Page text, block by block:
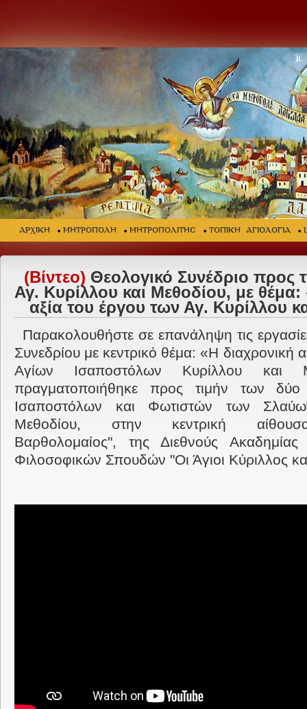
ΑΡΧΙΚΗ ΜΗΤΡΟΠΟΛΗ ΜΗΤΡΟΠΟΛΙΤΗΣ ΤΟΠΙΚΗ ΑΓΙΟΛΟΓΙΑ
(Βίντεο) Θεολογικό Συνέδριο προς
Αγ. Κυρίλλου και Μεθοδίου, με θέμα:
αξία του έργου των Αγ. Κυρίλλου
Παρακολουθήστε σε επανάληψη τις
Συνεδρίου με κεντρικό θέμα: «H διαχρονική
Αγίων Ισαποστόλων Κυρίλλου και
πραγματοποιήθηκε προς τιμήν των
Ισαποστόλων και Φωτιστών των
Μεθοδίου, στην κεντρική
Βαρθολομαίος", της Διεθνούς
Φιλοσοφικών Σπουδών "Οι Άγιοι Κύριλλος